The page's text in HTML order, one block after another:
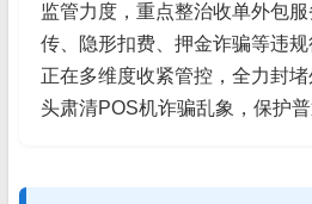
监管力度，重点整治收单外包
传、隐形扣费、押金诈骗等违
正在多维度收紧管控，全力封
头肃清POS机诈骗乱象，保护普